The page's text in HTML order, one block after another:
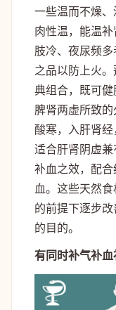
一些温而不燥
肉性温，能温
肢冷、夜尿频
之品以防上火
典组合，既可
脾肾两虚所致
酸寒，入肝肾
适合肝肾阴虚
补血之效，配
血。这些天然
的前提下逐步
的目的。
有同时补气补